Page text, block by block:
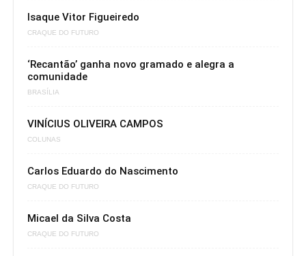
Isaque Vitor Figueiredo
CRAQUE DO FUTURO
‘Recantão’ ganha novo gramado e alegra a
comunidade
BRASÍLIA
VINÍCIUS OLIVEIRA CAMPOS
COLUNAS
Carlos Eduardo do Nascimento
CRAQUE DO FUTURO
Micael da Silva Costa
CRAQUE DO FUTURO